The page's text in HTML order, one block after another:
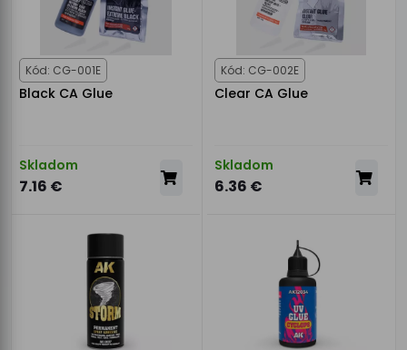
Kód: CG-001E
Black CA Glue
Skladom
7.16 €
Kód: CG-002E
Clear CA Glue
Skladom
6.36 €